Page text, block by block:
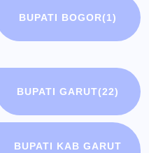
BUPATI BOGOR(1)
BUPATI GARUT(22)
BUPATI KAB GARUT